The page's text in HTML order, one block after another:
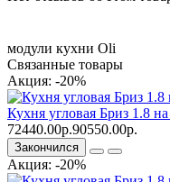
модули кухни Oli
Связанные товары
Акция: -20%
Кухня угловая Бриз 1.8
72440.00р.90550.00р.
Закончился
Акция: -20%